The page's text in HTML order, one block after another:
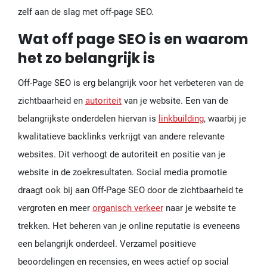
zelf aan de slag met off-page SEO.
Wat off page SEO is en waarom
het zo belangrijk is
Off-Page SEO is erg belangrijk voor het verbeteren van de
zichtbaarheid en autoriteit van je website. Een van de
belangrijkste onderdelen hiervan is linkbuilding, waarbij je
kwalitatieve backlinks verkrijgt van andere relevante
websites. Dit verhoogt de autoriteit en positie van je
website in de zoekresultaten. Social media promotie
draagt ook bij aan Off-Page SEO door de zichtbaarheid te
vergroten en meer organisch verkeer naar je website te
trekken. Het beheren van je online reputatie is eveneens
een belangrijk onderdeel. Verzamel positieve
beoordelingen en recensies, en wees actief op social